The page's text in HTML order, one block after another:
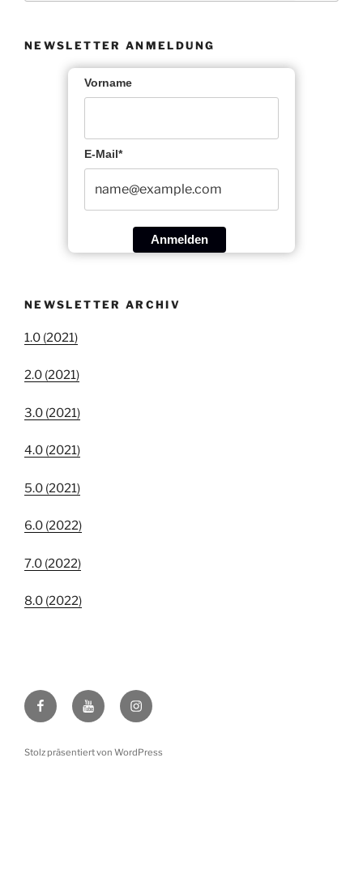
NEWSLETTER ANMELDUNG
Vorname
E-Mail*
Anmelden
NEWSLETTER ARCHIV
1.0 (2021)
2.0 (2021)
3.0 (2021)
4.0 (2021)
5.0 (2021)
6.0 (2022)
7.0 (2022)
8.0 (2022)
FacebookYouTubeInstagram
Stolz präsentiert von WordPress